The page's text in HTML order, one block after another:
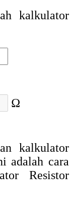
kalkulator
Ω
kalkulator
adalah cara
Resistor